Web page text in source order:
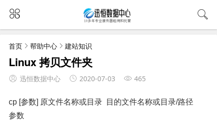
首页 帮助中心 建站知识
Linux 拷贝文件夹
迅恒数据中心 2020-07-03 465
cp [参数] 原文件名称或目录 目的文件名称或目录/路径
参数